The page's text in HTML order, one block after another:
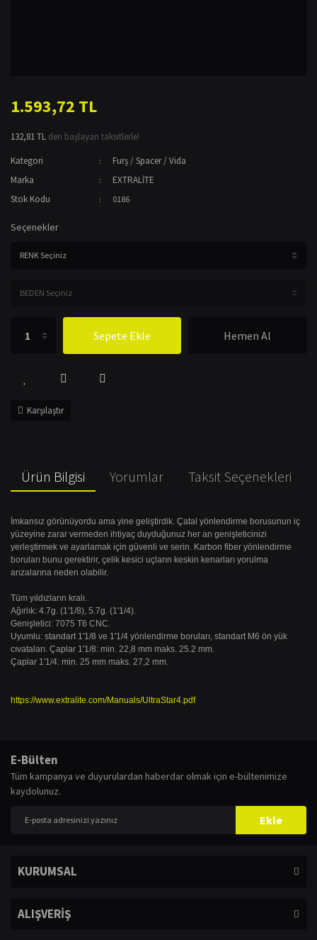
1.593,72 TL
132,81 TL den başlayan taksitlerle!
Kategori
Furş / Spacer / Vida
Marka
EXTRALİTE
Stok Kodu
0186
Seçenekler
Sepete Ekle Hemen Al
Karşılaştır
Ürün Bilgisi Yorumlar Taksit Seçenekleri
İmkansız görünüyordu ama yine geliştirdik. Çatal yönlendirme borusunun iç
yüzeyine zarar vermeden ihtiyaç duyduğunuz her an genişleticinizi
yerleştirmek ve ayarlamak için güvenli ve serin. Karbon fiber yönlendirme
boruları bunu gerektirir, çelik kesici uçların keskin kenarları yorulma
arızalarına neden olabilir.
Tüm yıldızların kralı.
Ağırlık: 4.7g. (1'1/8), 5.7g. (1'1/4).
Genişletici: 7075 T6 CNC.
Uyumlu: standart 1'1/8 ve 1'1/4 yönlendirme boruları, standart M6 ön yük
cıvataları. Çaplar 1'1/8: min. 22,8 mm maks. 25.2 mm.
Çaplar 1'1/4: min. 25 mm maks. 27,2 mm.
https://www.extralite.com/Manuals/UltraStar4.pdf
iletebilirsiniz.
Görüş ve önerileriniz için teşekkür ederiz.
Ürün fiyatı diğer sitelerden daha pahalı.
E-Bülten
Tüm kampanya ve duyurulardan haberdar olmak için e-bültenimize
kaydolunuz.
Ekle
KURUMSAL
ALIŞVERİŞ